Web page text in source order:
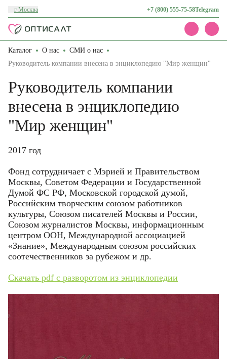
г Москва +7 (800) 555-75-58Telegram
Каталог
Акции
О нас
Контакты
Каталог О нас
СМИ о нас
Руководитель компании внесена в энциклопедию "Мир женщин"
Руководитель компании
внесена в энциклопедию
"Мир женщин"
2017 год
Фонд сотрудничает с Мэрией и Правительством
Москвы, Советом Федерации и Государственной
Думой ФС РФ, Московской городской думой,
Российским творческим союзом работников
культуры, Союзом писателей Москвы и России,
Союзом журналистов Москвы, информационным
центром ООН, Международной ассоциацией
«Знание», Международным союзом российских
соотечественников за рубежом и др.
Скачать pdf с разворотом из энциклопедии